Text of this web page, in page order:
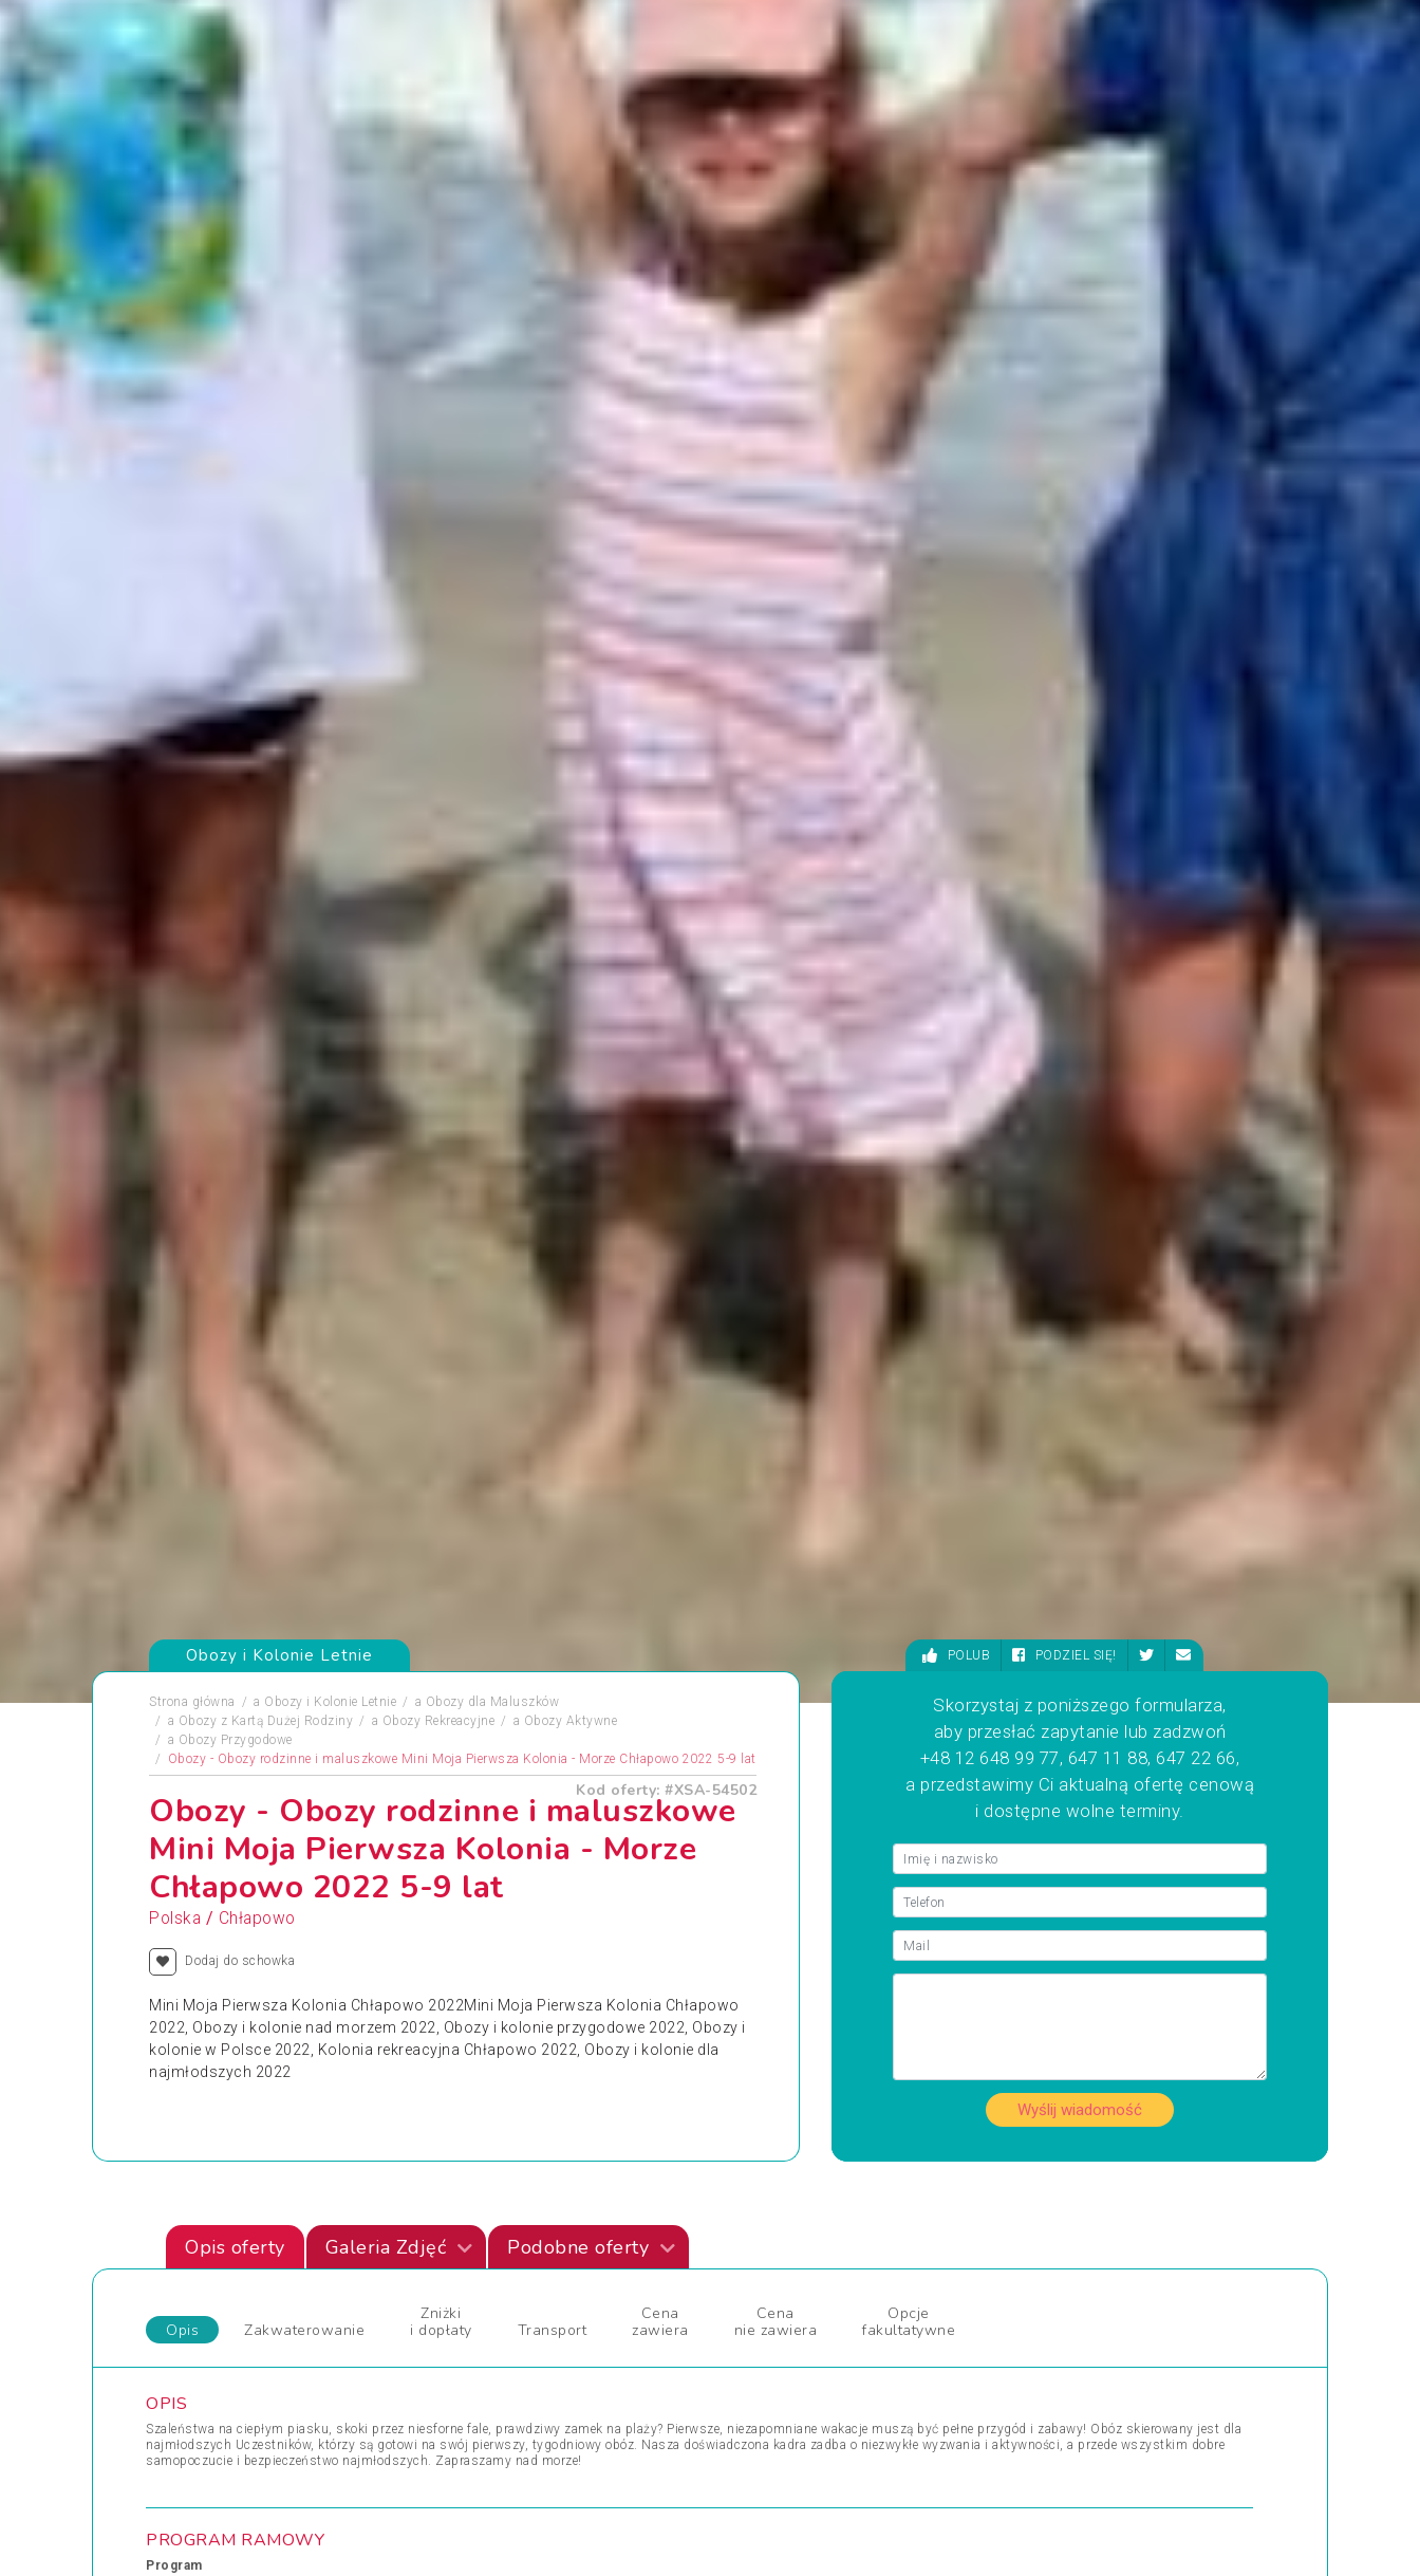
Obozy i Kolonie Letnie
Strona główna a Obozy i Kolonie Letnie a Obozy dla Maluszków
a Obozy z Kartą Dużej Rodziny a Obozy Rekreacyjne a Obozy Aktywne
a Obozy Przygodowe
Obozy - Obozy rodzinne i maluszkowe Mini Moja Pierwsza Kolonia - Morze Chłapowo 2022 5-9 lat
Kod oferty: #XSA-54502
Obozy - Obozy rodzinne i maluszkowe
Mini Moja Pierwsza Kolonia - Morze
Chłapowo 2022 5-9 lat
Polska / Chłapowo
Dodaj do schowka
Mini Moja Pierwsza Kolonia Chłapowo 2022Mini Moja Pierwsza Kolonia Chłapowo
2022, Obozy i kolonie nad morzem 2022, Obozy i kolonie przygodowe 2022, Obozy i
kolonie w Polsce 2022, Kolonia rekreacyjna Chłapowo 2022, Obozy i kolonie dla
najmłodszych 2022
POLUB PODZIEL SIĘ!
Skorzystaj z poniższego formularza,
aby przesłać zapytanie lub zadzwoń
+48 12 648 99 77, 647 11 88, 647 22 66,
a przedstawimy Ci aktualną ofertę cenową
i dostępne wolne terminy.
Wyślij wiadomość
Opis oferty Galeria Zdjęć Podobne oferty
Opis Zakwaterowanie
Zniżki
i dopłaty
Transport
Cena
zawiera
Cena
nie zawiera
Opcje
fakultatywne
OPIS
Szaleństwa na ciepłym piasku, skoki przez niesforne fale, prawdziwy zamek na plaży? Pierwsze, niezapomniane wakacje muszą być pełne przygód i zabawy! Obóz skierowany jest dla
najmłodszych Uczestników, którzy są gotowi na swój pierwszy, tygodniowy obóz. Nasza doświadczona kadra zadba o niezwykłe wyzwania i aktywności, a przede wszystkim dobre
samopoczucie i bezpieczeństwo najmłodszych. Zapraszamy nad morze!
PROGRAM RAMOWY
Program